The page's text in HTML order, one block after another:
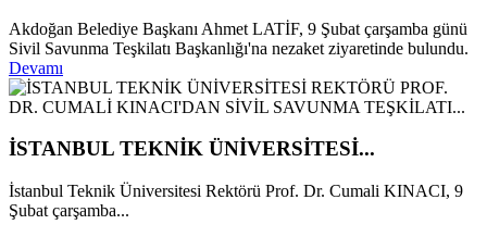
Akdoğan Belediye Başkanı Ahmet LATİF, 9 Şubat çarşamba günü
Sivil Savunma Teşkilatı Başkanlığı'na nezaket ziyaretinde bulundu.
Devamı
İSTANBUL TEKNİK ÜNİVERSİTESİ...
İstanbul Teknik Üniversitesi Rektörü Prof. Dr. Cumali KINACI, 9
Şubat çarşamba...